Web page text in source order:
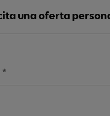
una oferta
*